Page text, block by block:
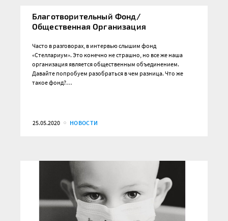
Благотворительный Фонд/
Общественная Организация
Часто в разговорах, в интервью слышим фонд
«Стеллариум». Это конечно не страшно, но все же наша
организация является общественным объединением.
Давайте попробуем разобраться в чем разница. Что же
такое фонд?…
25.05.2020 НОВОСТИ